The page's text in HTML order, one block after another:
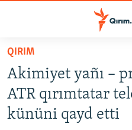
Esas
qaytmaq
Baş
navigatsiyağa
qaytmaq
HABERLER
İQTİSADİYAT
QIRIM
Akimiyet yañı –
ATR qırımtatar
kününi qayd etti